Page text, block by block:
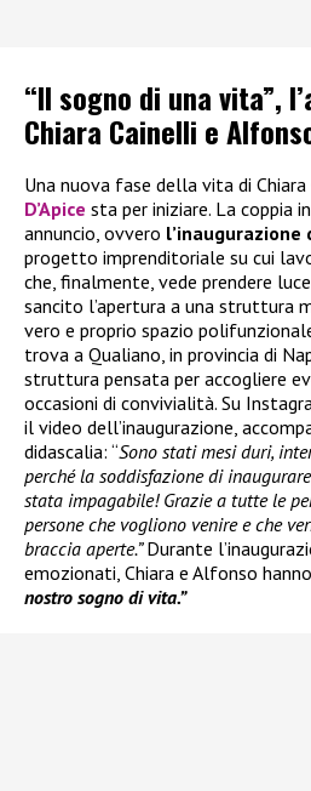
“Il sogno di una vita”,
Chiara Cainelli e
Una nuova fase della vita di Chiara
D’Apice sta per iniziare. La coppia
annuncio, ovvero l’inaugurazione
progetto imprenditoriale su cui
che, finalmente, vede prendere
sancito l’apertura a una struttura
vero e proprio spazio
trova a Qualiano, in provincia di
struttura pensata per accogliere
occasioni di convivialità. Su
il video dell’inaugurazione,
didascalia: “Sono stati mesi duri,
perché la soddisfazione di
stata impagabile! Grazie a tutte le
persone che vogliono venire e che
braccia aperte.”Durante
emozionati, Chiara e Alfonso
nostro sogno di vita.”